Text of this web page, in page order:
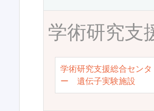
学術研究支
学術研究支援総合センタ
ー 遺伝子実験施設